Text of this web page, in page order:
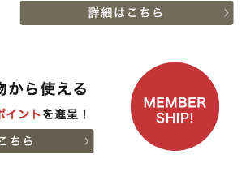
08-06
栃木県
[ギフト] A5等級神戸牛
08-06
千葉県
[ギフト] A5等級神戸牛
ランプステーキ 200ｇ
2026-
08-06
15:51:00
千葉県
[ギフト] A5等級神戸牛
イチボステーキ 150ｇ(1